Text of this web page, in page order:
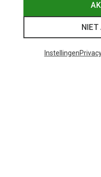
NIET
Instellingen